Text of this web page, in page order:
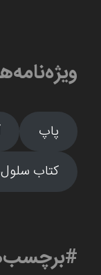
پاپ
کتاب